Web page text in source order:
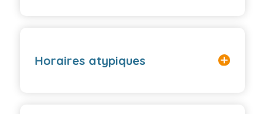
Horaires atypiques